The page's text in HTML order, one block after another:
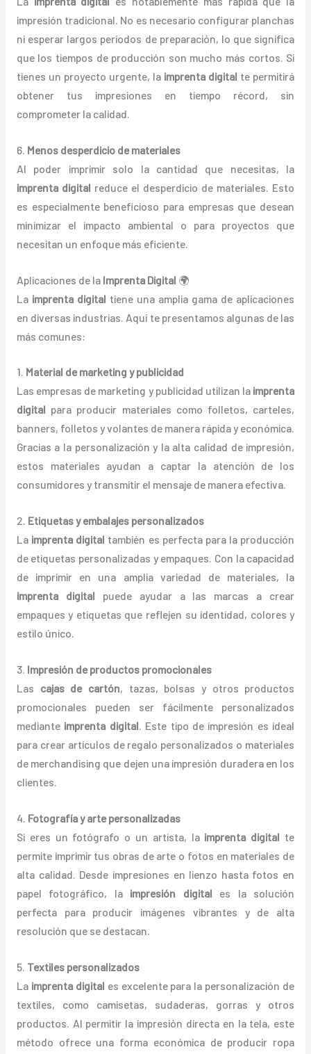
impresión tradicional. No es necesario configurar planchas
ni esperar largos períodos de preparación, lo que significa
que los tiempos de producción son mucho más cortos. Si
tienes un proyecto urgente, la imprenta digital te permitirá
obtener tus impresiones en tiempo récord, sin
comprometer la calidad.
6. Menos desperdicio de materiales
Al poder imprimir solo la cantidad que necesitas, la
imprenta digital reduce el desperdicio de materiales. Esto
es especialmente beneficioso para empresas que desean
minimizar el impacto ambiental o para proyectos que
necesitan un enfoque más eficiente.
Aplicaciones de la Imprenta Digital 🌍
La imprenta digital tiene una amplia gama de aplicaciones
en diversas industrias. Aquí te presentamos algunas de las
más comunes:
1. Material de marketing y publicidad
Las empresas de marketing y publicidad utilizan la imprenta
digital para producir materiales como folletos, carteles,
banners, folletos y volantes de manera rápida y económica.
Gracias a la personalización y la alta calidad de impresión,
estos materiales ayudan a captar la atención de los
consumidores y transmitir el mensaje de manera efectiva.
2. Etiquetas y embalajes personalizados
La imprenta digital también es perfecta para la producción
de etiquetas personalizadas y empaques. Con la capacidad
de imprimir en una amplia variedad de materiales, la
imprenta digital puede ayudar a las marcas a crear
empaques y etiquetas que reflejen su identidad, colores y
estilo único.
3. Impresión de productos promocionales
Las cajas de cartón, tazas, bolsas y otros productos
promocionales pueden ser fácilmente personalizados
mediante imprenta digital. Este tipo de impresión es ideal
para crear artículos de regalo personalizados o materiales
de merchandising que dejen una impresión duradera en los
clientes.
4. Fotografía y arte personalizadas
Si eres un fotógrafo o un artista, la imprenta digital te
permite imprimir tus obras de arte o fotos en materiales de
alta calidad. Desde impresiones en lienzo hasta fotos en
papel fotográfico, la impresión digital es la solución
perfecta para producir imágenes vibrantes y de alta
resolución que se destacan.
5. Textiles personalizados
La imprenta digital es excelente para la personalización de
textiles, como camisetas, sudaderas, gorras y otros
productos. Al permitir la impresión directa en la tela, este
método ofrece una forma económica de producir ropa